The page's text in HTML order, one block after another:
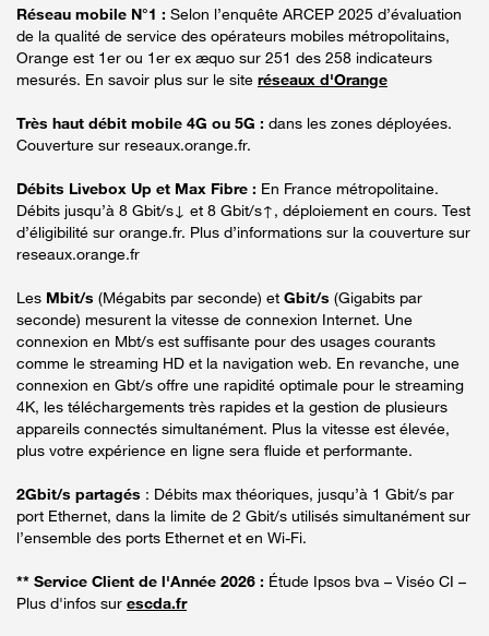
Réseau mobile N°1 : Selon l’enquête ARCEP 2025 d’évaluation
de la qualité de service des opérateurs mobiles métropolitains,
Orange est 1er ou 1er ex æquo sur 251 des 258 indicateurs
mesurés. En savoir plus sur le site réseaux d'Orange
Très haut débit mobile 4G ou 5G : dans les zones déployées.
Couverture sur reseaux.orange.fr.
Débits Livebox Up et Max Fibre : En France métropolitaine.
Débits jusqu’à 8 Gbit/s↓ et 8 Gbit/s↑, déploiement en cours. Test
d’éligibilité sur orange.fr. Plus d’informations sur la couverture sur
reseaux.orange.fr
Les Mbit/s (Mégabits par seconde) et Gbit/s (Gigabits par
seconde) mesurent la vitesse de connexion Internet. Une
connexion en Mbt/s est suffisante pour des usages courants
comme le streaming HD et la navigation web. En revanche, une
connexion en Gbt/s offre une rapidité optimale pour le streaming
4K, les téléchargements très rapides et la gestion de plusieurs
appareils connectés simultanément. Plus la vitesse est élevée,
plus votre expérience en ligne sera fluide et performante.
2Gbit/s partagés : Débits max théoriques, jusqu’à 1 Gbit/s par
port Ethernet, dans la limite de 2 Gbit/s utilisés simultanément sur
l’ensemble des ports Ethernet et en Wi-Fi.
** Service Client de l'Année 2026 : Étude Ipsos bva – Viséo CI –
Plus d'infos sur escda.fr